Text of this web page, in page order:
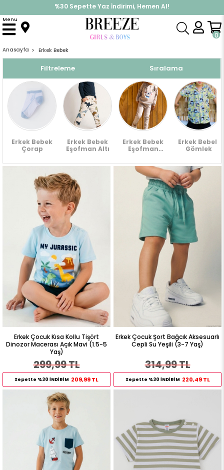
İndirimlere ek %10 İndirimi Kap, Hemen Üye Ol!
0
Menu
Anasayfa Erkek Bebek
Filtreleme Sıralama
Erkek Bebek
Çorap
Erkek Bebek
Eşofman Altı
Erkek Bebek
Eşofman
Takımı
Erkek Bebek
Gömlek
Erkek Çocuk Kısa Kollu Tişört
Dinozor Macerası Açık Mavi (1.5-5
Yaş)
299,99 TL
Sepette %30 İNDİRİM 209,99 TL
Erkek Çocuk Şort Bağcık Aksesuarlı
Cepli Su Yeşili (3-7 Yaş)
314,99 TL
Sepette %30 İNDİRİM 220,49 TL